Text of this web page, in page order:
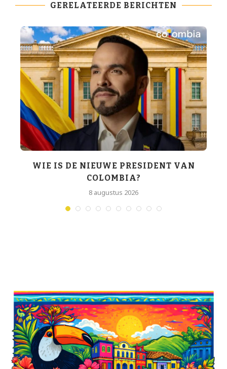
GERELATEERDE BERICHTEN
WIE IS DE NIEUWE PRESIDENT VAN
COLOMBIA?
8 augustus 2026